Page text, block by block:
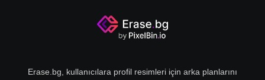
Erase.bg, kullanıcılara profil resimleri için arka planlarını